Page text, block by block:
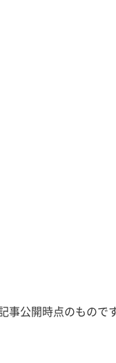
公開時点のもので